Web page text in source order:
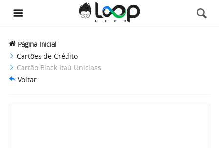
Página Inicial
Cartões de Crédito
Cartão Black Itaú Uniclass
Voltar